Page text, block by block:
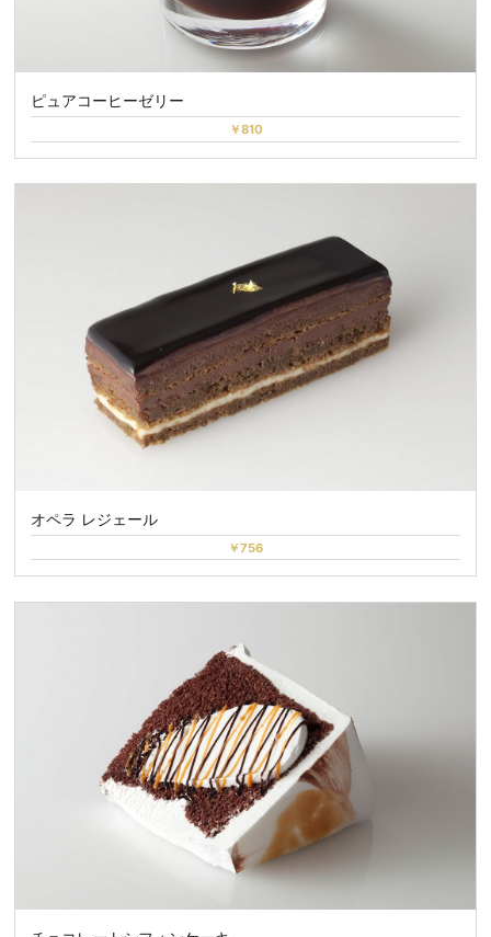
ピュアコーヒーゼリー
￥810
オペラ レジェール
￥756